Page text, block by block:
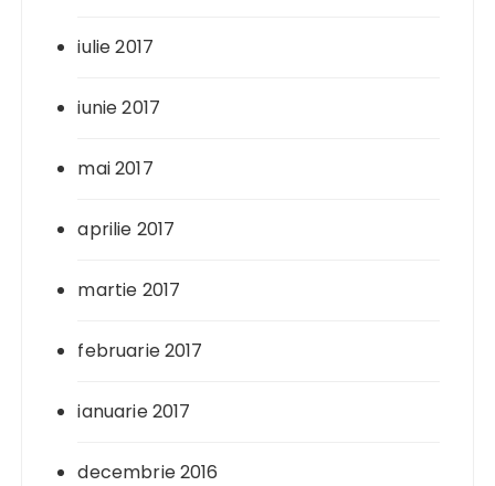
iulie 2017
iunie 2017
mai 2017
aprilie 2017
martie 2017
februarie 2017
ianuarie 2017
decembrie 2016